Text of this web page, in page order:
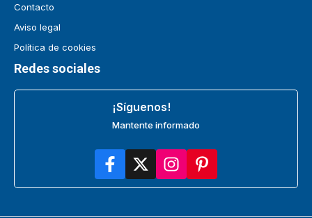
Contacto
Aviso legal
Política de cookies
Redes sociales
¡Síguenos!
Mantente informado